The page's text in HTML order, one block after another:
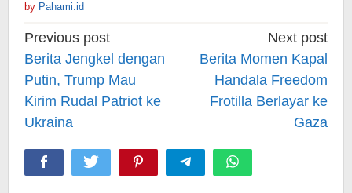
by Pahami.id
Post
navigation
Previous post
Berita Jengkel dengan
Putin, Trump Mau
Kirim Rudal Patriot ke
Ukraina
Next post
Berita Momen Kapal
Handala Freedom
Frotilla Berlayar ke
Gaza